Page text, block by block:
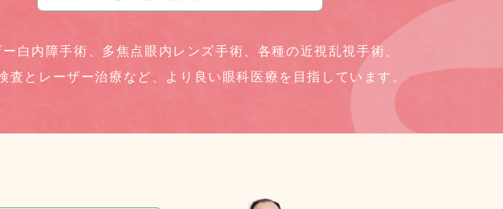
白内障手術、 多焦点眼内レンズ手術、 各種の近視乱視手術、
査とレーザー治療など、 より良い眼科医療を目指しています。